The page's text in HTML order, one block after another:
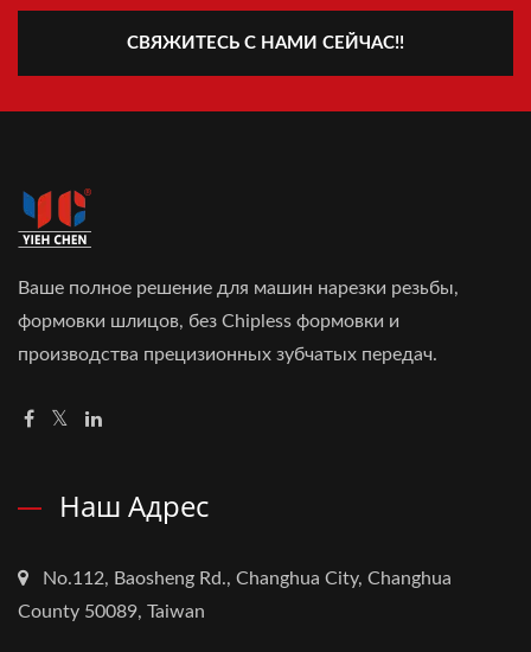
СВЯЖИТЕСЬ С НАМИ СЕЙЧАС!!
Ваше полное решение для машин нарезки резьбы,
формовки шлицов, без Chipless формовки и
производства прецизионных зубчатых передач.
Наш Адрес
No.112, Baosheng Rd., Changhua City, Changhua
County 50089, Taiwan